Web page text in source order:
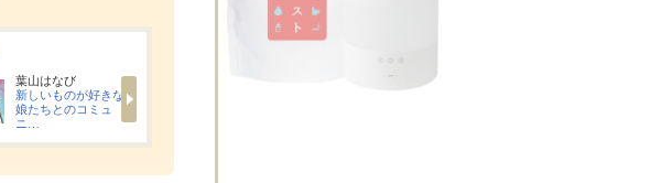
葉山はなび
新しいものが好きな
娘たちとのコミュ
ニ…
ののの